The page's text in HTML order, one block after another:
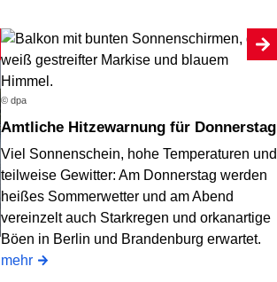
© dpa
Amtliche Hitzewarnung für Donnerstag
Viel Sonnenschein, hohe Temperaturen und
teilweise Gewitter: Am Donnerstag werden
heißes Sommerwetter und am Abend
vereinzelt auch Starkregen und orkanartige
Böen in Berlin und Brandenburg erwartet.
mehr